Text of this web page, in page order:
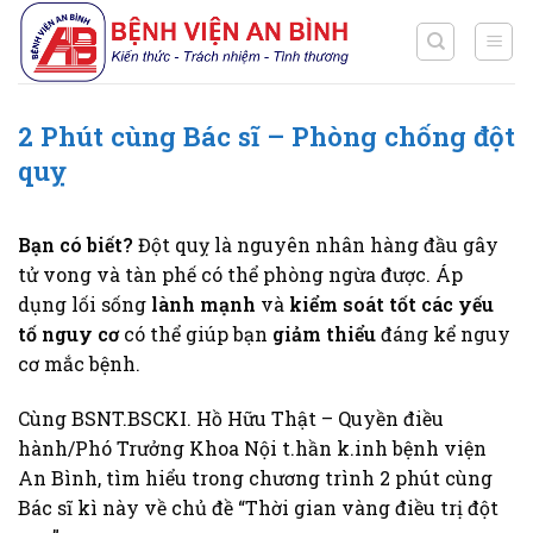
Chuyển
đến
nội
2 Phút cùng Bác sĩ – Phòng chống đột
quỵ
Bạn có biết? Đột quỵ là nguyên nhân hàng đầu gây
tử vong và tàn phế có thể phòng ngừa được. Áp
dụng lối sống lành mạnh và kiểm soát tốt các yếu
tố nguy cơcó thể giúp bạn giảm thiểuđáng kể nguy
cơ mắc bệnh.
Cùng BSNT.BSCKI. Hồ Hữu Thật – Quyền điều
hành/Phó Trưởng Khoa Nội t.hần k.inh bệnh viện
An Bình, tìm hiểu trong chương trình 2 phút cùng
Bác sĩ kì này về chủ đề “Thời gian vàng điều trị đột